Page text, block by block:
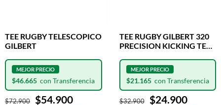
TEE RUGBY TELESCOPICO
GILBERT
$72.900 $54.900
$46.665
TEE RUGBY GILBERT 320
PRECISION KICKING TEE
$32.900 $24.900
$21.165